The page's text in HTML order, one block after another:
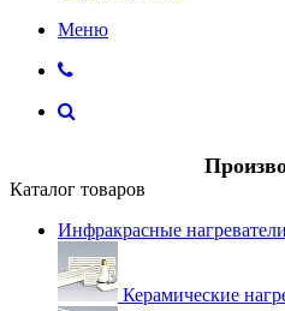
Меню
Каталог товаров
Инфракрасные
Керамические